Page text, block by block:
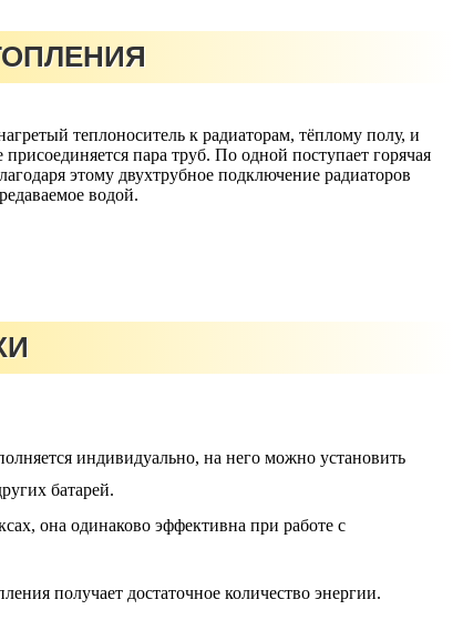
теплоноситель к радиаторам, тёплому полу, и
пара труб. По одной поступает горячая
этому двухтрубное подключение радиаторов
водой.
индивидуально, на него можно установить
батарей.
она одинаково эффективна при работе с
получает достаточное количество энергии.